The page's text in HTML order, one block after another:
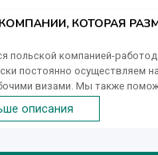
80 км от Будапешта.
КОТОРАЯ
польской компанией-
постоянно осуществляем
визами. Мы также
приглашение,
и приехать к
описания